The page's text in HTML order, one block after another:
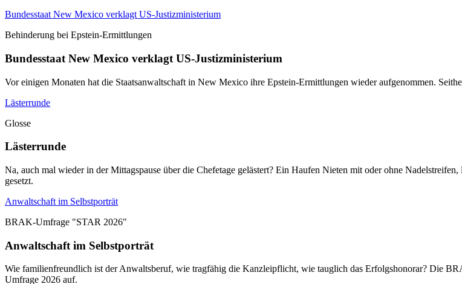
Bundesstaat New Mexico verklagt US-Justizministerium
Behinderung bei Epstein-Ermittlungen
Bundesstaat New Mexico verklagt US-Justizministerium
Vor einigen Monaten hat die Staatsanwaltschaft in New Mexico ihre Epstein-Ermittlungen wieder aufgenommen.
Lästerrunde
Glosse
Lästerrunde
Na, auch mal wieder in der Mittagspause über die Chefetage gelästert? Ein Haufen Nieten mit oder ohne
gesetzt.
Anwaltschaft im Selbstporträt
BRAK-Umfrage "STAR 2026"
Anwaltschaft im Selbstporträt
Wie familienfreundlich ist der Anwaltsberuf, wie tragfähig die Kanzleipflicht, wie tauglich das Erfolgshonorar? Die
Umfrage 2026 auf.